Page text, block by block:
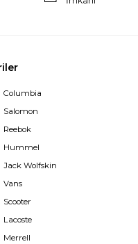
Columbia
Salomon
Reebok
Hummel
Jack Wolfskin
Vans
Scooter
Lacoste
Merrell